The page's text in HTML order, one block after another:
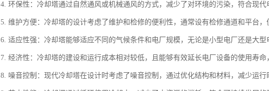
4. 环保性：冷却塔通过自然通风或机械通风的方式，减少了对环境的污染，符合现代
5. 维护方便：冷却塔的设计考虑了维护和检修的便利性，通常设有检修通道和平台
6. 适应性强：冷却塔能够适应不同的气候条件和电厂规模，无论是小型电厂还是大
7. 经济性：冷却塔的建设和运行成本相对较低，且能够有效延长电厂设备的使用寿
8. 噪音控制：现代冷却塔在设计时考虑了噪音控制，通过优化结构和材料，减少运行